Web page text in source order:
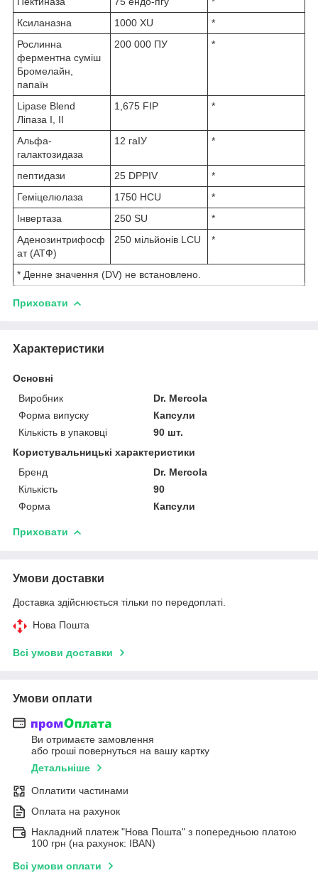
Ксиланазна
1000 XU
*
Рослинна
ферментна суміш
Бромелайн,
папаїн
200 000 ПУ *
Lipase Blend
Ліпаза I, II
1,675 FIP *
Альфа-
галактозидаза
12 гаІУ *
пептидази 25 DPPIV
*
Геміцелюлаза
1750 HCU
*
Інвертаза
250 SU
*
Аденозинтрифосф
ат (АТФ)
250 мільйонів LCU *
* Денне значення (DV) не встановлено.
Приховати
Характеристики
Основні
Виробник
Dr. Mercola
Форма випуску
Капсули
Кількість в упаковці
90 шт.
Користувальницькі характеристики
Бренд
Dr. Mercola
Кількість
90
Форма
Капсули
Приховати
Умови доставки
Доставка здійснюється тільки по передоплаті.
Нова Пошта
Всі умови доставки
Умови оплати
Ви отримаєте замовлення
або гроші повернуться на вашу картку
Детальніше
Оплатити частинами
Оплата на рахунок
Накладний платеж "Нова Пошта" з попередньою платою
100 грн (на рахунок: IBAN)
Всі умови оплати